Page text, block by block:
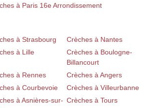
à Paris 16e Arrondissement
à Strasbourg
Crèches à Nantes
à Lille
Crèches à Boulogne-
Billancourt
à Rennes
Crèches à Angers
à Courbevoie
Crèches à Villeurbanne
à Asnières-sur- Crèches à Tours